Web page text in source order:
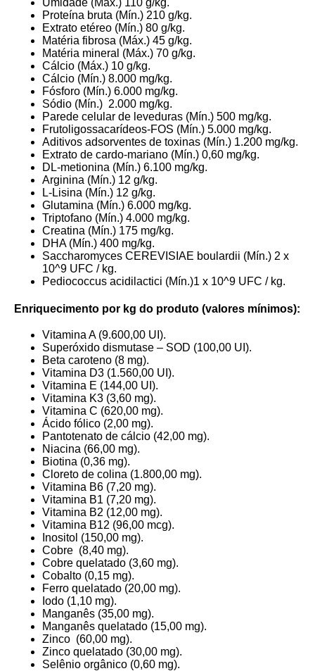
Proteína bruta (Mín.) 210 g/kg.
Extrato etéreo (Mín.) 80 g/kg.
Matéria fibrosa (Máx.) 45 g/kg.
Matéria mineral (Máx.) 70 g/kg.
Cálcio (Máx.) 10 g/kg.
Cálcio (Mín.) 8.000 mg/kg.
Fósforo (Mín.) 6.000 mg/kg.
Sódio (Mín.) 2.000 mg/kg.
Parede celular de leveduras (Mín.) 500 mg/kg.
Frutoligossacarídeos-FOS (Mín.) 5.000 mg/kg.
Aditivos adsorventes de toxinas (Mín.) 1.200 mg/kg.
Extrato de cardo-mariano (Mín.) 0,60 mg/kg.
DL-metionina (Mín.) 6.100 mg/kg.
Arginina (Mín.) 12 g/kg.
L-Lisina (Mín.) 12 g/kg.
Glutamina (Mín.) 6.000 mg/kg.
Triptofano (Mín.) 4.000 mg/kg.
Creatina (Mín.) 175 mg/kg.
DHA (Mín.) 400 mg/kg.
Saccharomyces CEREVISIAE boulardii (Mín.) 2 x
10^9 UFC / kg.
Pediococcus acidilactici (Mín.)1 x 10^9 UFC / kg.
Enriquecimento por kg do produto (valores mínimos):
Vitamina A (9.600,00 UI).
Superóxido dismutase – SOD (100,00 UI).
Beta caroteno (8 mg).
Vitamina D3 (1.560,00 UI).
Vitamina E (144,00 UI).
Vitamina K3 (3,60 mg).
Vitamina C (620,00 mg).
Ácido fólico (2,00 mg).
Pantotenato de cálcio (42,00 mg).
Niacina (66,00 mg).
Biotina (0,36 mg).
Cloreto de colina (1.800,00 mg).
Vitamina B6 (7,20 mg).
Vitamina B1 (7,20 mg).
Vitamina B2 (12,00 mg).
Vitamina B12 (96,00 mcg).
Inositol (150,00 mg).
Cobre (8,40 mg).
Cobre quelatado (3,60 mg).
Cobalto (0,15 mg).
Ferro quelatado (20,00 mg).
Iodo (1,10 mg).
Manganês (35,00 mg).
Manganês quelatado (15,00 mg).
Zinco (60,00 mg).
Zinco quelatado (30,00 mg).
Selênio orgânico (0,60 mg).